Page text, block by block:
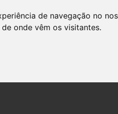
de navegação no
onde vêm os visitantes.